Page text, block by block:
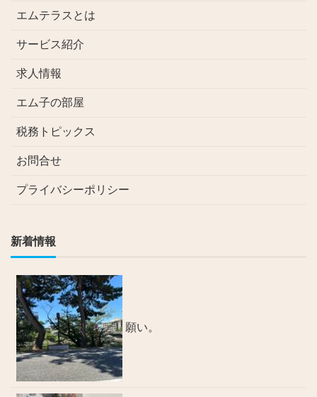
エムテラスとは
サービス紹介
求人情報
エム子の部屋
税務トピックス
お問合せ
プライバシーポリシー
新着情報
願い。